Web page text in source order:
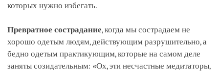
которых нужно избегать.
Превратное сострадание, когда мы сострадаем не
хорошо одетым людям, действующим разрушительно, а
бедно одетым практикующим, которые на самом деле
заняты созидательным: «Ох, эти несчастные медитаторы,